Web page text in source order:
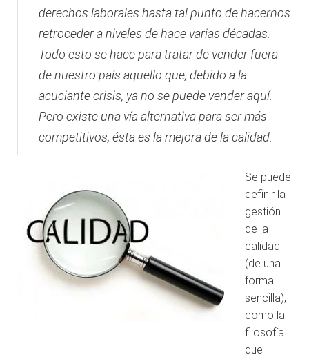
derechos laborales hasta tal punto de hacernos
retroceder a niveles de hace varias décadas.
Todo esto se hace para tratar de vender fuera
de nuestro país aquello que, debido a la
acuciante crisis, ya no se puede vender aquí.
Pero existe una vía alternativa para ser más
competitivos, ésta es la mejora de la calidad.
Se puede
definir la
gestión
de la
calidad
(de una
forma
sencilla),
como la
filosofía
que